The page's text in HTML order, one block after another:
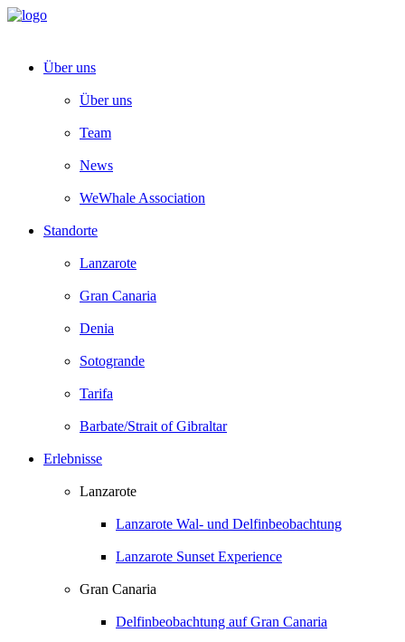
Über uns
Über uns
Team
News
WeWhale Association
Standorte
Lanzarote
Gran Canaria
Denia
Sotogrande
Tarifa
Barbate/Strait of Gibraltar
Erlebnisse
Lanzarote
Lanzarote Wal- und Delfinbeobachtung
Lanzarote Sunset Experience
Gran Canaria
Delfinbeobachtung auf Gran Canaria